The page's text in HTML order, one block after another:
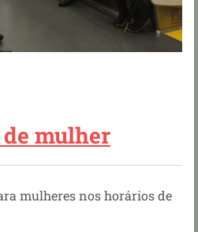
mulher
mulheres nos horários de